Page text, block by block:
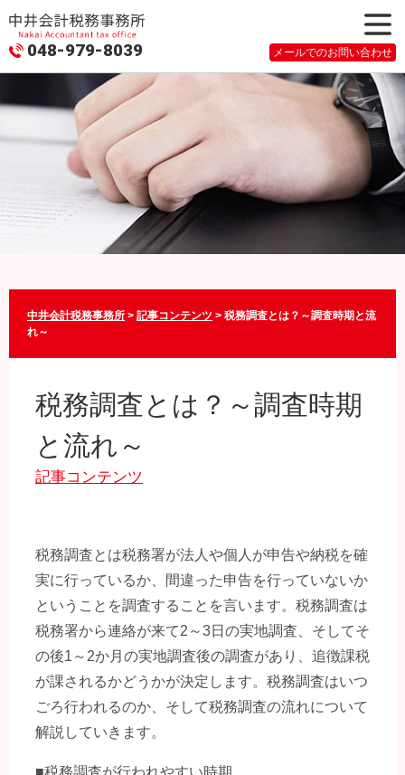
メニュ
ー
048-979-8039 メールでのお問い合わせ
中井会計税務事務所 > 記事コンテンツ > 税務調査とは？～調査時期と流
れ～
税務調査とは？～調査時期
と流れ～
記事コンテンツ
税務調査とは税務署が法人や個人が申告や納税を確
実に行っているか、間違った申告を行っていないか
ということを調査することを言います。税務調査は
税務署から連絡が来て2～3日の実地調査、そしてそ
の後1～2か月の実地調査後の調査があり、追徴課税
が課されるかどうかが決定します。税務調査はいつ
ごろ行われるのか、そして税務調査の流れについて
解説していきます。
■税務調査が行われやすい時期